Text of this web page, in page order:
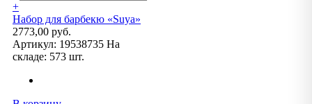
+
Набор для барбекю «Suya»
2773,00 руб.
Артикул: 19538735 На
складе: 573 шт.